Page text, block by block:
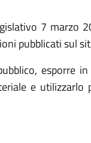
7 marzo
pubblicati sul
esporre
e utilizzarlo